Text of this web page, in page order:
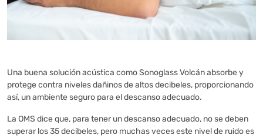
Una buena solución acústica como Sonoglass Volcán absorbe y
protege contra niveles dañinos de altos decibeles, proporcionando
así, un ambiente seguro para el descanso adecuado.
La OMS dice que, para tener un descanso adecuado, no se deben
superar los 35 decibeles, pero muchas veces este nivel de ruido es